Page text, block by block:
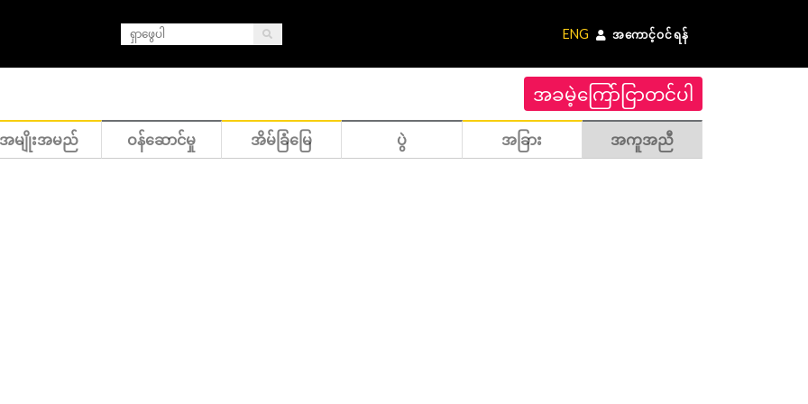
ENG အကောင့်ဝင်ရန်
အခမဲ့ကြော်ငြာတင်ပါ
အမျိုးအမည် ဝန်ဆောင်မှု အိမ်ခြံမြေ ပွဲ အခြား အကူအညီ